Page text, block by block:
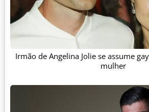
Irmão de Angelina Jolie se assume
mulher